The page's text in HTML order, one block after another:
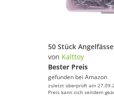
von Kalttoy
Bester Preis
gefunden bei Amazon
zuletzt überprüft am
Preis kann sich seitdem